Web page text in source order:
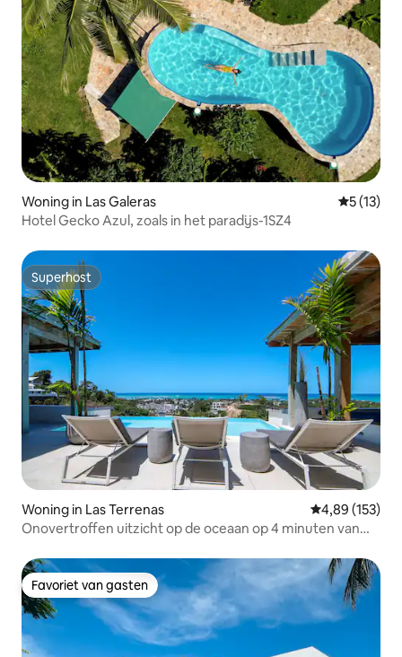
Woning in Las Galeras
5 (13)
Hotel Gecko Azul, zoals in het paradijs-1SZ4
Superhost
Superhost
Woning in Las Terrenas Gemiddelde
4,89 (153)
Onovertroffen uitzicht op de oceaan op 4 minuten van
Favoriet van gasten
Favoriet van gasten